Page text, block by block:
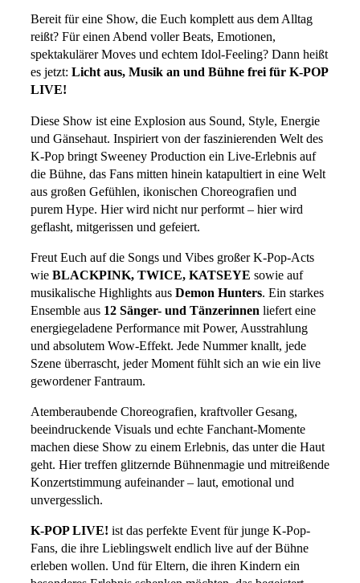
Bereit für eine Show, die Euch komplett aus dem Alltag
reißt? Für einen Abend voller Beats, Emotionen,
spektakulärer Moves und echtem Idol-Feeling? Dann heißt
es jetzt: Licht aus, Musik an und Bühne frei für K-POP
LIVE!
Diese Show ist eine Explosion aus Sound, Style, Energie
und Gänsehaut. Inspiriert von der faszinierenden Welt des
K-Pop bringt Sweeney Production ein Live-Erlebnis auf
die Bühne, das Fans mitten hinein katapultiert in eine Welt
aus großen Gefühlen, ikonischen Choreografien und
purem Hype. Hier wird nicht nur performt – hier wird
geflasht, mitgerissen und gefeiert.
Freut Euch auf die Songs und Vibes großer K-Pop-Acts
wie BLACKPINK, TWICE, KATSEYE sowie auf
musikalische Highlights aus Demon Hunters. Ein starkes
Ensemble aus 12 Sänger- und Tänzerinnen liefert eine
energiegeladene Performance mit Power, Ausstrahlung
und absolutem Wow-Effekt. Jede Nummer knallt, jede
Szene überrascht, jeder Moment fühlt sich an wie ein live
gewordener Fantraum.
Atemberaubende Choreografien, kraftvoller Gesang,
beeindruckende Visuals und echte Fanchant-Momente
machen diese Show zu einem Erlebnis, das unter die Haut
geht. Hier treffen glitzernde Bühnenmagie und mitreißende
Konzertstimmung aufeinander – laut, emotional und
unvergesslich.
K-POP LIVE! ist das perfekte Event für junge K-Pop-
Fans, die ihre Lieblingswelt endlich live auf der Bühne
erleben wollen. Und für Eltern, die ihren Kindern ein